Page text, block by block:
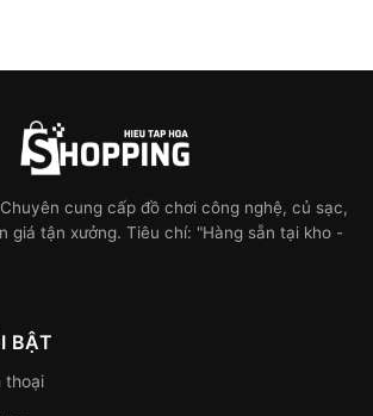
cung cấp đồ chơi công nghệ, củ sạc,
giá tận xưởng. Tiêu chí: "Hàng sẵn tại kho -
BẬT
thoại